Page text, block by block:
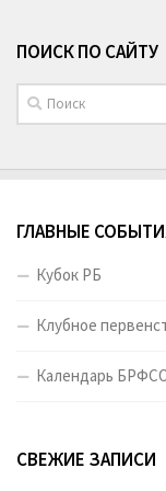
ПОИСК ПО САЙТУ
ГЛАВНЫЕ
Кубок РБ
Клубное
Календарь
СВЕЖИЕ ЗАПИСИ